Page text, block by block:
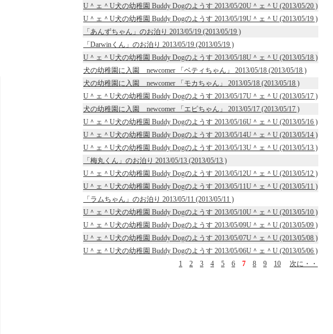
U＾ェ＾U犬の幼稚園 Buddy Dogのようす 2013/05/20U＾ェ＾U (2013/05/20 )
U＾ェ＾U犬の幼稚園 Buddy Dogのようす 2013/05/19U＾ェ＾U (2013/05/19 )
「あんずちゃん」のお泊り 2013/05/19 (2013/05/19 )
「Darwinくん」のお泊り 2013/05/19 (2013/05/19 )
U＾ェ＾U犬の幼稚園 Buddy Dogのようす 2013/05/18U＾ェ＾U (2013/05/18 )
犬の幼稚園に入園 newcomer 「ベティちゃん」 2013/05/18 (2013/05/18 )
犬の幼稚園に入園 newcomer 「モカちゃん」 2013/05/18 (2013/05/18 )
U＾ェ＾U犬の幼稚園 Buddy Dogのようす 2013/05/17U＾ェ＾U (2013/05/17 )
犬の幼稚園に入園 newcomer 「エピちゃん」 2013/05/17 (2013/05/17 )
U＾ェ＾U犬の幼稚園 Buddy Dogのようす 2013/05/16U＾ェ＾U (2013/05/16 )
U＾ェ＾U犬の幼稚園 Buddy Dogのようす 2013/05/14U＾ェ＾U (2013/05/14 )
U＾ェ＾U犬の幼稚園 Buddy Dogのようす 2013/05/13U＾ェ＾U (2013/05/13 )
「梅丸くん」のお泊り 2013/05/13 (2013/05/13 )
U＾ェ＾U犬の幼稚園 Buddy Dogのようす 2013/05/12U＾ェ＾U (2013/05/12 )
U＾ェ＾U犬の幼稚園 Buddy Dogのようす 2013/05/11U＾ェ＾U (2013/05/11 )
「ラムちゃん」のお泊り 2013/05/11 (2013/05/11 )
U＾ェ＾U犬の幼稚園 Buddy Dogのようす 2013/05/10U＾ェ＾U (2013/05/10 )
U＾ェ＾U犬の幼稚園 Buddy Dogのようす 2013/05/09U＾ェ＾U (2013/05/09 )
U＾ェ＾U犬の幼稚園 Buddy Dogのようす 2013/05/07U＾ェ＾U (2013/05/08 )
U＾ェ＾U犬の幼稚園 Buddy Dogのようす 2013/05/06U＾ェ＾U (2013/05/06 )
1
2 3 4 5 6 7 8 9 10 次に・・